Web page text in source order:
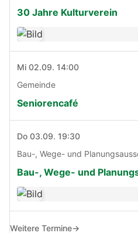
30 Jahre Kulturverein
Mi 02.09. 14:00
Gemeinde
Seniorencafé
Do 03.09. 19:30
Bau-, Wege- und
Bau-, Wege- und
Weitere Termine→